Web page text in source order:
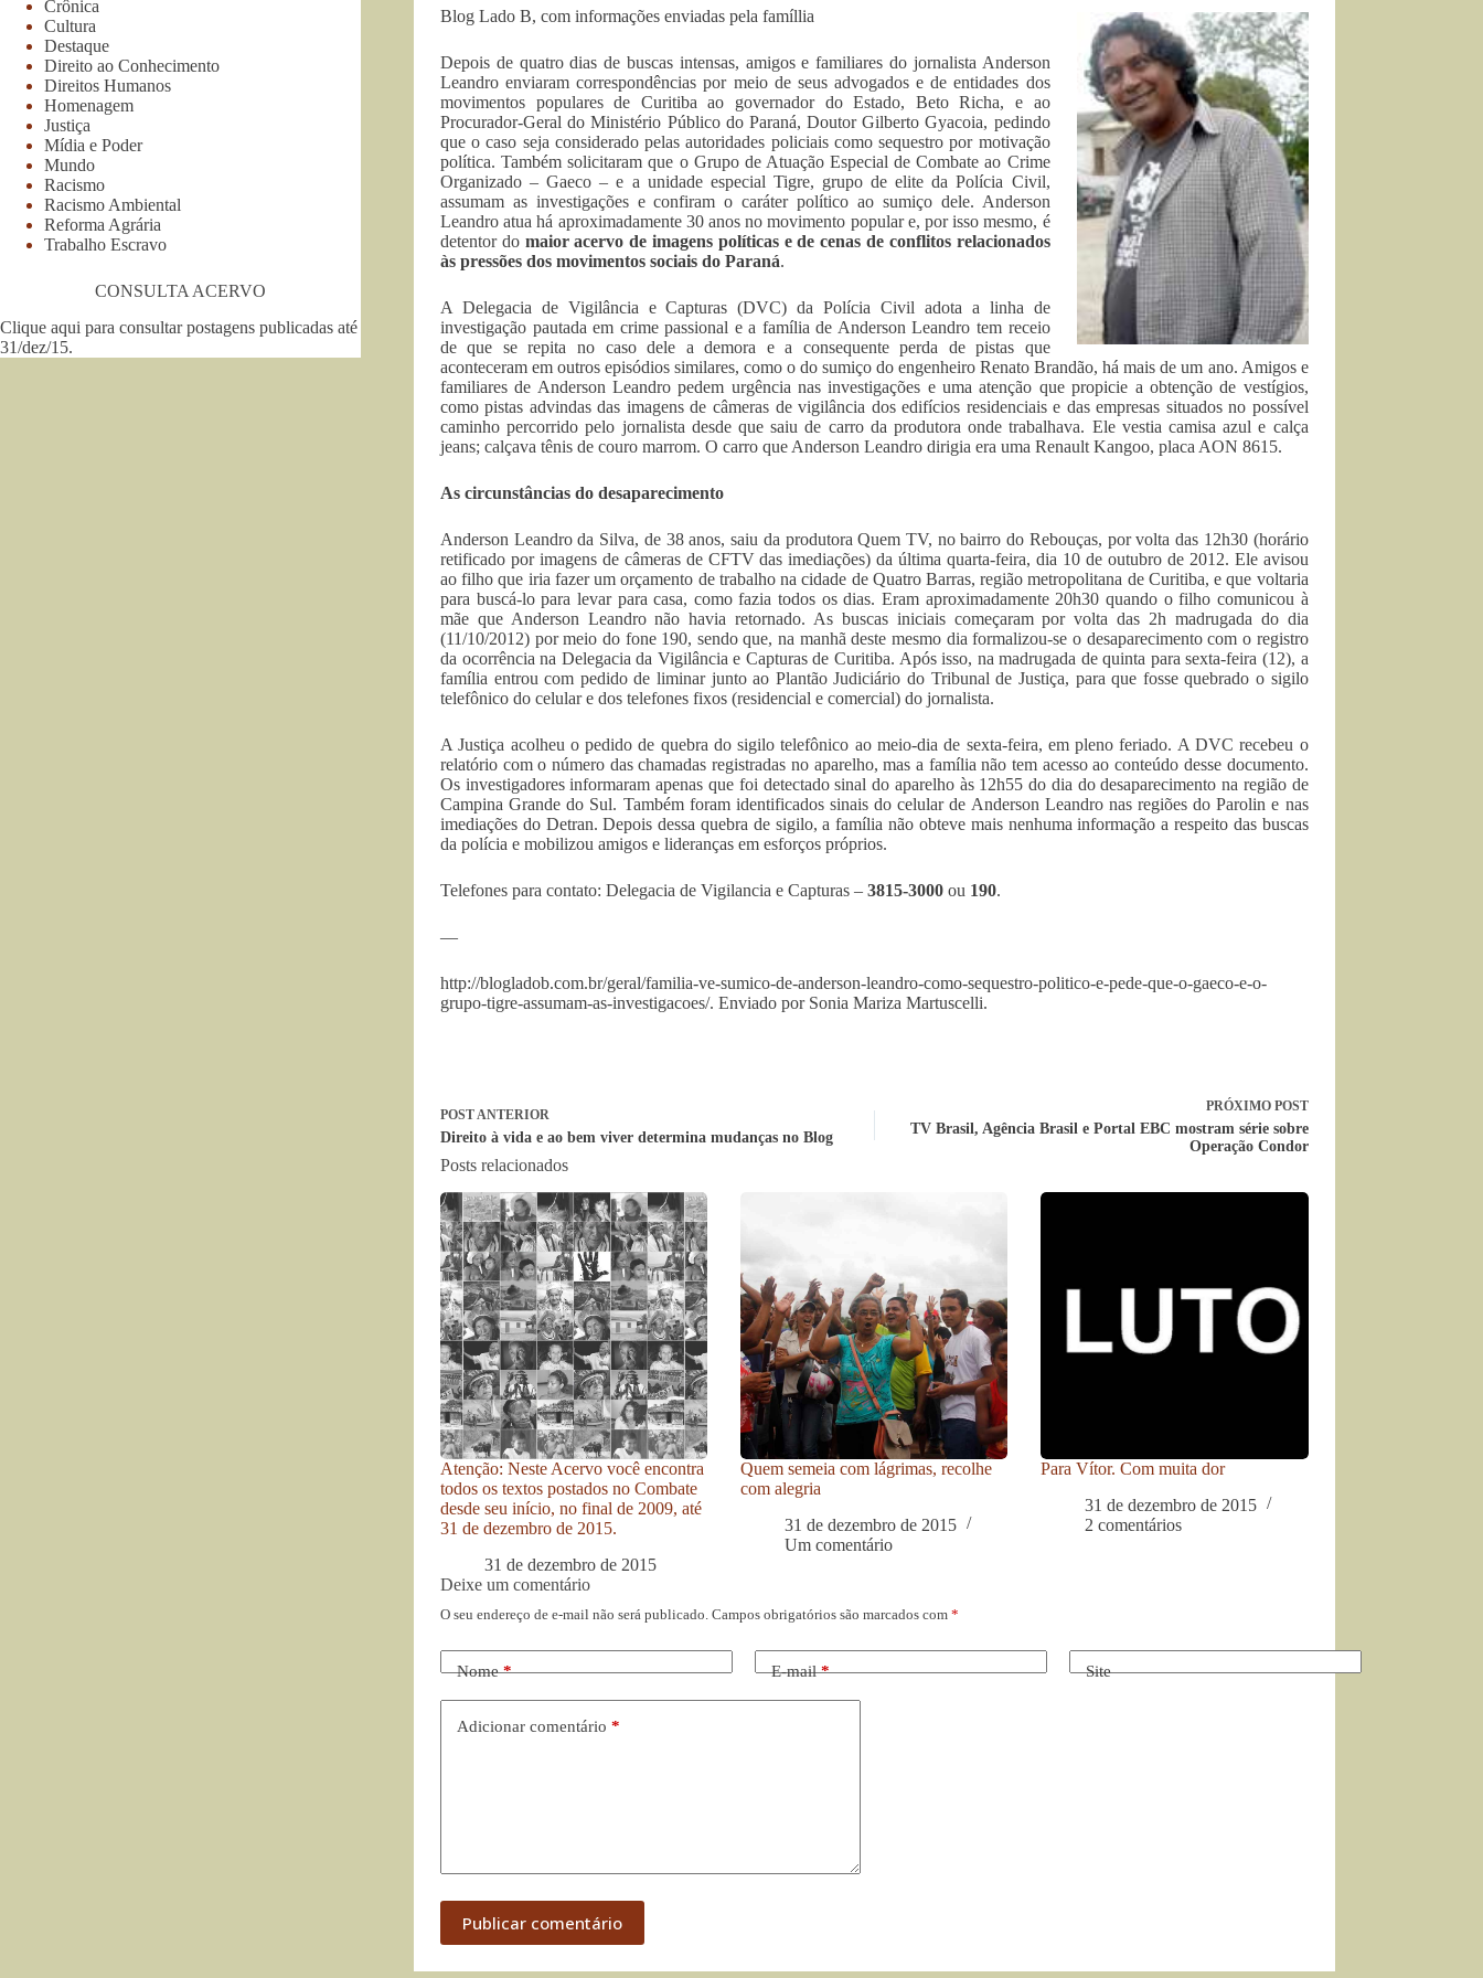
Blog Lado B, com informações enviadas pela famíllia
Depois de quatro dias de buscas intensas, amigos e familiares do jornalista Anderson
Leandro enviaram correspondências por meio de seus advogados e de entidades dos
movimentos populares de Curitiba ao governador do Estado, Beto Richa, e ao
Procurador-Geral do Ministério Público do Paraná, Doutor Gilberto Gyacoia, pedindo
que o caso seja considerado pelas autoridades policiais como sequestro por motivação
política. Também solicitaram que o Grupo de Atuação Especial de Combate ao Crime
Organizado – Gaeco – e a unidade especial Tigre, grupo de elite da Polícia Civil,
assumam as investigações e confiram o caráter político ao sumiço dele. Anderson
Leandro atua há aproximadamente 30 anos no movimento popular e, por isso mesmo, é
detentor domaior acervo de imagens políticas e de cenas de conflitos relacionados
às pressões dos movimentos sociais do Paraná.
A Delegacia de Vigilância e Capturas (DVC) da Polícia Civil adota a linha de
investigação pautada em crime passional e a família de Anderson Leandro tem receio
de que se repita no caso dele a demora e a consequente perda de pistas que
aconteceram em outros episódios similares, como o do sumiço do engenheiro Renato Brandão, há mais de um ano. Amigos e
familiares de Anderson Leandro pedem urgência nas investigações e uma atenção que propicie a obtenção de vestígios,
como pistas advindas das imagens de câmeras de vigilância dos edifícios residenciais e das empresas situados no possível
caminho percorrido pelo jornalista desde que saiu de carro da produtora onde trabalhava. Ele vestia camisa azul e calça
jeans; calçava tênis de couro marrom. O carro que Anderson Leandro dirigia era uma Renault Kangoo, placa AON 8615.
As circunstâncias do desaparecimento
Anderson Leandro da Silva, de 38 anos, saiu da produtora Quem TV, no bairro do Rebouças, por volta das 12h30 (horário
retificado por imagens de câmeras de CFTV das imediações) da última quarta-feira, dia 10 de outubro de 2012. Ele avisou
ao filho que iria fazer um orçamento de trabalho na cidade de Quatro Barras, região metropolitana de Curitiba, e que voltaria
para buscá-lo para levar para casa, como fazia todos os dias. Eram aproximadamente 20h30 quando o filho comunicou à
mãe que Anderson Leandro não havia retornado. As buscas iniciais começaram por volta das 2h madrugada do dia
(11/10/2012) por meio do fone 190, sendo que, na manhã deste mesmo dia formalizou-se o desaparecimento com o registro
da ocorrência na Delegacia da Vigilância e Capturas de Curitiba. Após isso, na madrugada de quinta para sexta-feira (12), a
família entrou com pedido de liminar junto ao Plantão Judiciário do Tribunal de Justiça, para que fosse quebrado o sigilo
telefônico do celular e dos telefones fixos (residencial e comercial) do jornalista.
A Justiça acolheu o pedido de quebra do sigilo telefônico ao meio-dia de sexta-feira, em pleno feriado. A DVC recebeu o
relatório com o número das chamadas registradas no aparelho, mas a família não tem acesso ao conteúdo desse documento.
Os investigadores informaram apenas que foi detectado sinal do aparelho às 12h55 do dia do desaparecimento na região de
Campina Grande do Sul. Também foram identificados sinais do celular de Anderson Leandro nas regiões do Parolin e nas
imediações do Detran. Depois dessa quebra de sigilo, a família não obteve mais nenhuma informação a respeito das buscas
da polícia e mobilizou amigos e lideranças em esforços próprios.
Telefones para contato: Delegacia de Vigilancia e Capturas – 3815-3000 ou 190.
—
http://blogladob.com.br/geral/familia-ve-sumico-de-anderson-leandro-como-sequestro-politico-e-pede-que-o-gaeco-e-o-
grupo-tigre-assumam-as-investigacoes/. Enviado por Sonia Mariza Martuscelli.
POSTANTERIOR
Direito à vida e ao bem viver determina mudanças no Blog
PRÓXIMO POST
TV Brasil, Agência Brasil e Portal EBC mostram série sobre
Operação Condor
Posts relacionados
Atenção: Neste Acervo você encontra
todos os textos postados no Combate
desde seu início, no final de 2009, até
31 de dezembro de 2015.
31 de dezembro de 2015
Quem semeia com lágrimas, recolhe
com alegria
31 de dezembro de 2015
Um comentário
Para Vítor. Com muita dor
31 de dezembro de 2015
2 comentários
Deixe um comentário
O seu endereço de e-mail não será publicado. Campos obrigatórios são marcados com *
Nome* E-mail* Site
Adicionar comentário *
Publicar comentário
Crônica
Cultura
Destaque
Direito ao Conhecimento
Direitos Humanos
Homenagem
Justiça
Mídia e Poder
Mundo
Racismo
Racismo Ambiental
Reforma Agrária
Trabalho Escravo
CONSULTA ACERVO
Clique aqui para consultar postagens publicadas até
31/dez/15.